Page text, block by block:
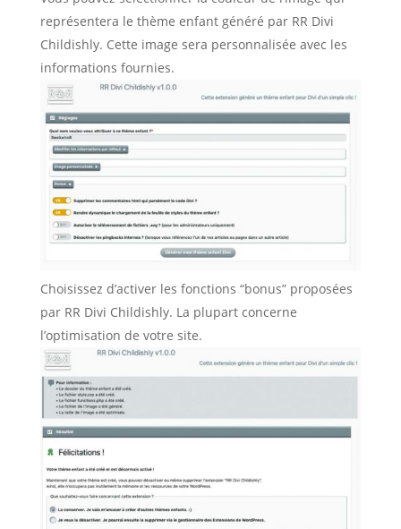
représentera le thème enfant généré par RR Divi
Childishly. Cette image sera personnalisée avec les
informations fournies.
Choisissez d’activer les fonctions “bonus” proposées
par RR Divi Childishly. La plupart concerne
l’optimisation de votre site.